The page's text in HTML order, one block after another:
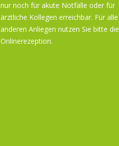
nur noch für akute Notfälle oder für
ärztliche Kollegen erreichbar. Für alle
anderen Anliegen nutzen Sie bitte die
Onlinerezeption.